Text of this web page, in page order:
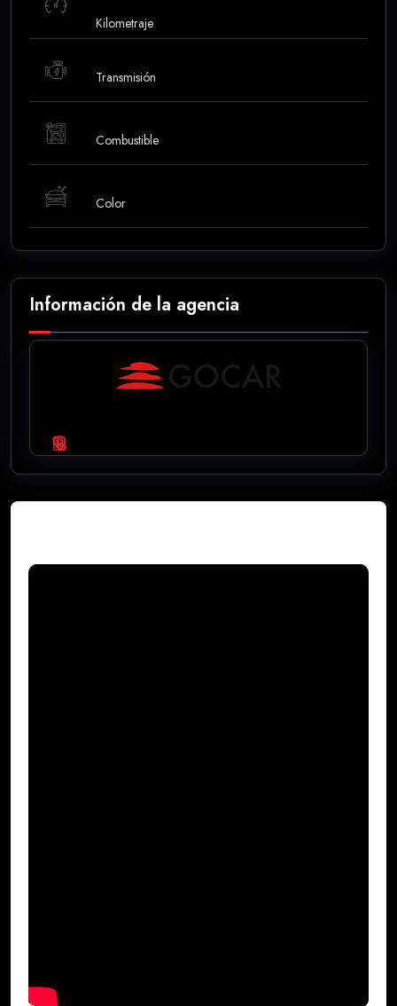
Kilometraje
Transmisión
Combustible
Color
Información de la agencia